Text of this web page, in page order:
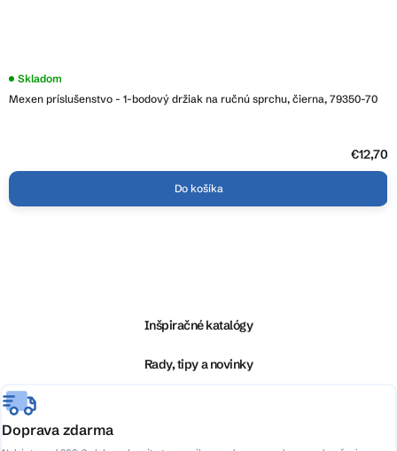
Mexen príslušenstvo - 1-bodový držiak na ručnú sprchu, čierna, 79350-70
Skladom
€12,70
Do košíka
e
Inšpiračné katalógy
Rady, tipy a novinky
Doprava zdarma